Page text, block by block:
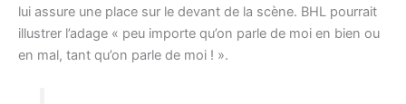
lui assure une place sur le devant de la scène. BHL pourrait
illustrer l’adage « peu importe qu’on parle de moi en bien ou
en mal, tant qu’on parle de moi ! ».